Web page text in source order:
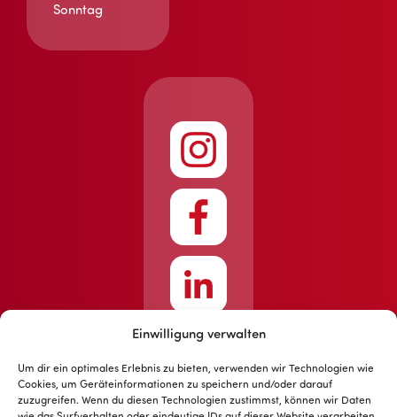
Einwilligung verwalten
Um dir ein optimales Erlebnis zu bieten, verwenden wir Technologien wie
Cookies, um Geräteinformationen zu speichern und/oder darauf
zuzugreifen. Wenn du diesen Technologien zustimmst, können wir Daten
Sonntag